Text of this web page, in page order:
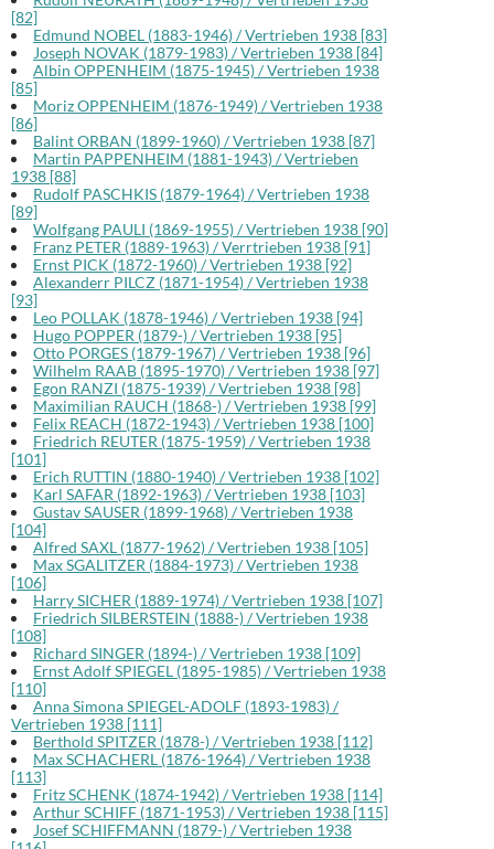
[82]
Edmund NOBEL (1883-1946) / Vertrieben 1938 [83]
Joseph NOVAK (1879-1983) / Vertrieben 1938 [84]
Albin OPPENHEIM (1875-1945) / Vertrieben 1938
[85]
Moriz OPPENHEIM (1876-1949) / Vertrieben 1938
[86]
Balint ORBAN (1899-1960) / Vertrieben 1938 [87]
Martin PAPPENHEIM (1881-1943) / Vertrieben
1938 [88]
Rudolf PASCHKIS (1879-1964) / Vertrieben 1938
[89]
Wolfgang PAULI (1869-1955) / Vertrieben 1938 [90]
Franz PETER (1889-1963) / Verrtrieben 1938 [91]
Ernst PICK (1872-1960) / Vertrieben 1938 [92]
Alexanderr PILCZ (1871-1954) / Vertrieben 1938
[93]
Leo POLLAK (1878-1946) / Vertrieben 1938 [94]
Hugo POPPER (1879-) / Vertrieben 1938 [95]
Otto PORGES (1879-1967) / Vertrieben 1938 [96]
Wilhelm RAAB (1895-1970) / Vertrieben 1938 [97]
Egon RANZI (1875-1939) / Vertrieben 1938 [98]
Maximilian RAUCH (1868-) / Vertrieben 1938 [99]
Felix REACH (1872-1943) / Vertrieben 1938 [100]
Friedrich REUTER (1875-1959) / Vertrieben 1938
[101]
Erich RUTTIN (1880-1940) / Vertrieben 1938 [102]
Karl SAFAR (1892-1963) / Vertrieben 1938 [103]
Gustav SAUSER (1899-1968) / Vertrieben 1938
[104]
Alfred SAXL (1877-1962) / Vertrieben 1938 [105]
Max SGALITZER (1884-1973) / Vertrieben 1938
[106]
Harry SICHER (1889-1974) / Vertrieben 1938 [107]
Friedrich SILBERSTEIN (1888-) / Vertrieben 1938
[108]
Richard SINGER (1894-) / Vertrieben 1938 [109]
Ernst Adolf SPIEGEL (1895-1985) / Vertrieben 1938
[110]
Anna Simona SPIEGEL-ADOLF (1893-1983) /
Vertrieben 1938 [111]
Berthold SPITZER (1878-) / Vertrieben 1938 [112]
Max SCHACHERL (1876-1964) / Vertrieben 1938
[113]
Fritz SCHENK (1874-1942) / Vertrieben 1938 [114]
Arthur SCHIFF (1871-1953) / Vertrieben 1938 [115]
Josef SCHIFFMANN (1879-) / Vertrieben 1938